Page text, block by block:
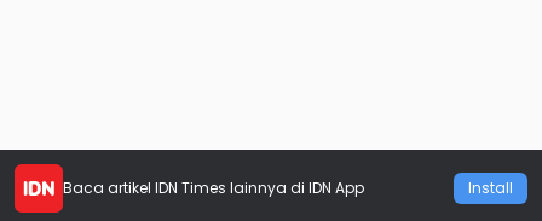
Baca artikel IDN Times lainnya di IDN App Install